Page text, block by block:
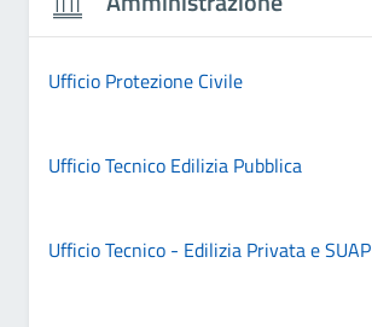
Ufficio Protezione Civile
Ufficio Tecnico Edilizia Pubblica
Ufficio Tecnico - Edilizia Privata e SUAP